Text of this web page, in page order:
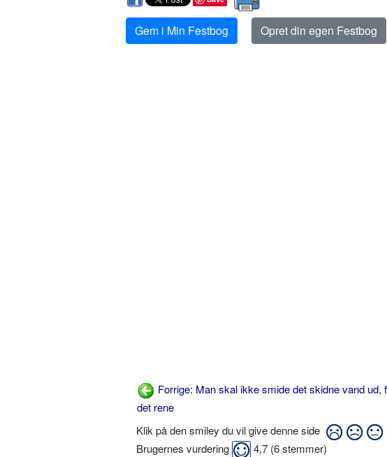
Gem i Min Festbog Opret din egen Festbog
Forrige: Man skal ikke smide det skidne vand ud,
det rene
Klik på den smiley du vil give denne side
Brugernes vurdering
4,7 (6stemmer)